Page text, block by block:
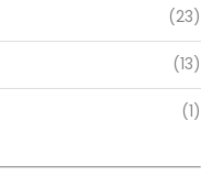
(23)
(13)
(1)